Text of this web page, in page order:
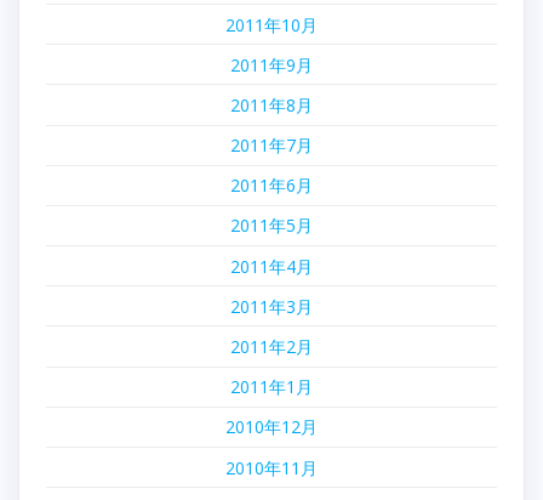
2011年10月
2011年9月
2011年8月
2011年7月
2011年6月
2011年5月
2011年4月
2011年3月
2011年2月
2011年1月
2010年12月
2010年11月